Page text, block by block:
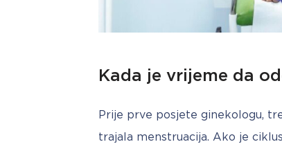
Kada je vrijeme da
Prije prve posjete ginekologu,
trajala menstruacija. Ako je